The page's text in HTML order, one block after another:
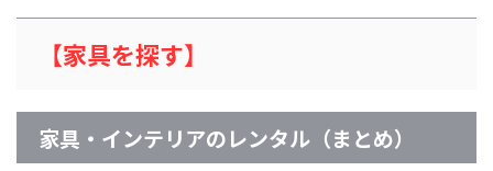
【家具を探す】
家具・インテリアのレンタル（まとめ）